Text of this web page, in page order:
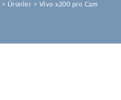
> Ürünler > Vivo x200 pro Cam